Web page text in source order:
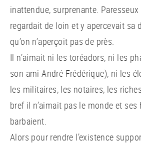
inattendue, surprenante.
regardait de loin et y apercevait sa
qu’on n’aperçoit pas de près.
Il n’aimait ni les toréadors, ni les
son ami André Frédérique), ni les
les militaires, les notaires, les
bref il n’aimait pas le monde et
barbaient.
Alors pour rendre l’existence